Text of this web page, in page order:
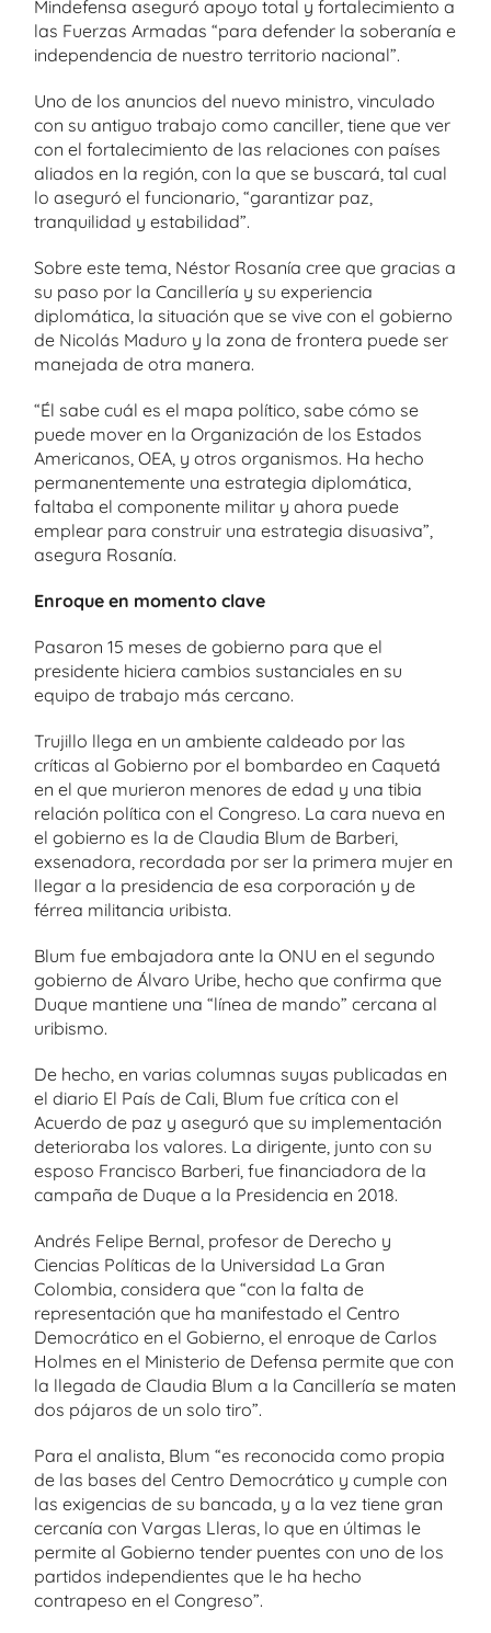
Mindefensa aseguró apoyo total y fortalecimiento a
las Fuerzas Armadas “para defender la soberanía e
independencia de nuestro territorio nacional”.
Uno de los anuncios del nuevo ministro, vinculado
con su antiguo trabajo como canciller, tiene que ver
con el fortalecimiento de las relaciones con países
aliados en la región, con la que se buscará, tal cual
lo aseguró el funcionario, “garantizar paz,
tranquilidad y estabilidad”.
Sobre este tema, Néstor Rosanía cree que gracias a
su paso por la Cancillería y su experiencia
diplomática, la situación que se vive con el gobierno
de Nicolás Maduro y la zona de frontera puede ser
manejada de otra manera.
“Él sabe cuál es el mapa político, sabe cómo se
puede mover en la Organización de los Estados
Americanos, OEA, y otros organismos. Ha hecho
permanentemente una estrategia diplomática,
faltaba el componente militar y ahora puede
emplear para construir una estrategia disuasiva”,
asegura Rosanía.
Enroque en momento clave
Pasaron 15 meses de gobierno para que el
presidente hiciera cambios sustanciales en su
equipo de trabajo más cercano.
Trujillo llega en un ambiente caldeado por las
críticas al Gobierno por el bombardeo en Caquetá
en el que murieron menores de edad y una tibia
relación política con el Congreso. La cara nueva en
el gobierno es la de Claudia Blum de Barberi,
exsenadora, recordada por ser la primera mujer en
llegar a la presidencia de esa corporación y de
férrea militancia uribista.
Blum fue embajadora ante la ONU en el segundo
gobierno de Álvaro Uribe, hecho que confirma que
Duque mantiene una “línea de mando” cercana al
uribismo.
De hecho, en varias columnas suyas publicadas en
el diario El País de Cali, Blum fue crítica con el
Acuerdo de paz y aseguró que su implementación
deterioraba los valores. La dirigente, junto con su
esposo Francisco Barberi, fue financiadora de la
campaña de Duque a la Presidencia en 2018.
Andrés Felipe Bernal, profesor de Derecho y
Ciencias Políticas de la Universidad La Gran
Colombia, considera que “con la falta de
representación que ha manifestado el Centro
Democrático en el Gobierno, el enroque de Carlos
Holmes en el Ministerio de Defensa permite que con
la llegada de Claudia Blum a la Cancillería se maten
dos pájaros de un solo tiro”.
Para el analista, Blum “es reconocida como propia
de las bases del Centro Democrático y cumple con
las exigencias de su bancada, y a la vez tiene gran
cercanía con Vargas Lleras, lo que en últimas le
permite al Gobierno tender puentes con uno de los
partidos independientes que le ha hecho
contrapeso en el Congreso”.